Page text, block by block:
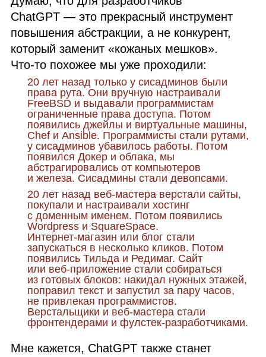
ChatGPT — это прекрасный инструмент
повышения абстракции, а не конкурент,
который заменит «кожаных мешков».
Что‑то похожее мы уже проходили:
20 лет назад только у сисадминов были
права рута. Они вручную настраивали
FreeBSD и выдавали программистам
ограниченные права доступа. Потом
появились джейлы и виртуальные машины,
Chef и Ansible. Программисты стали рутами,
у сисадминов убавилось работы. Потом
появился Докер и облака, мы
абстрагировались от компьютеров
и железа. Сисадмины стали девопсами.
20 лет назад веб‑мастера верстали сайты,
покупали и настраивали хостинг
с доменным именем. Потом появились
Wordpress и SquareSpace.
Интернет‑магазин или блог стали
запускаться в несколько кликов. Потом
появились Тильда и Редимаг. Сайт
или веб‑приложение стали собираться
из готовых блоков: накидал нужных этажей,
поправил текст и запустил за пару часов,
не привлекая программистов.
Верстальщики и веб‑мастера стали
фронтендерами и фулстек‑разработчиками.
Мне кажется, ChatGPT также станет